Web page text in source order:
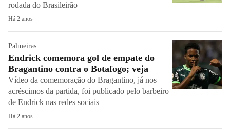
rodada do Brasileirão
Há 2 anos
Palmeiras
Endrick comemora gol de empate do
Bragantino contra o Botafogo; veja
Vídeo da comemoração do Bragantino, já nos
acréscimos da partida, foi publicado pelo barbeiro
de Endrick nas redes sociais
Há 2 anos